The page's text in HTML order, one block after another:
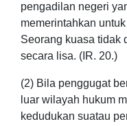
pengadilan negeri
memerintahkan
Seorang kuasa tidak
secara lisa. (IR. 20.)
(2) Bila penggugat
luar wilayah hukum
kedudukan suatau